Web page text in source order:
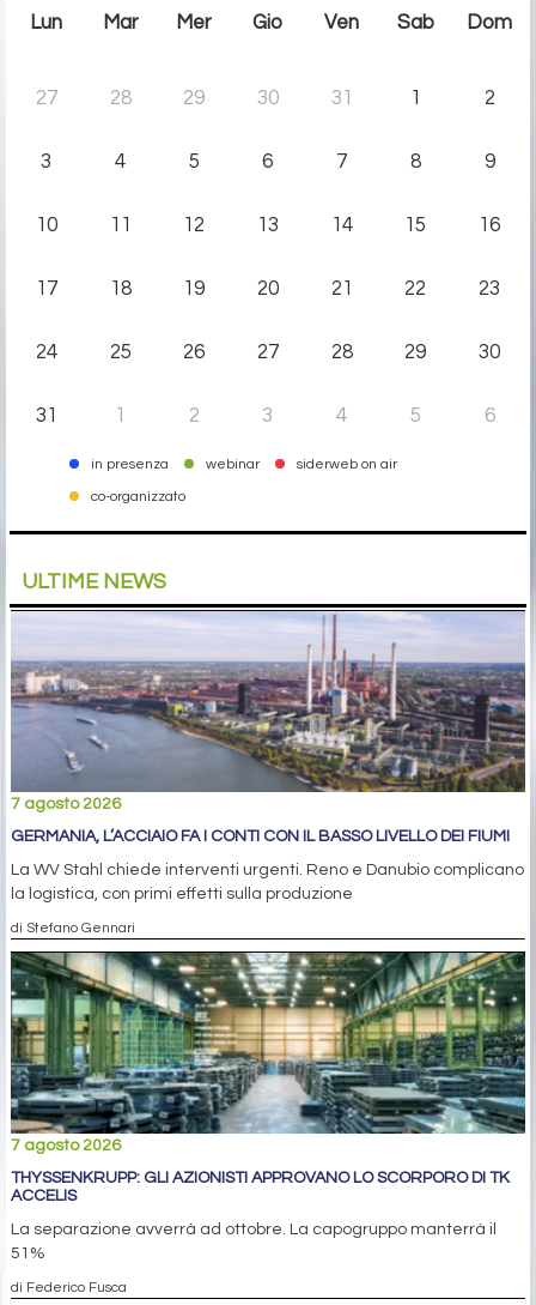
Lun Mar Mer Gio Ven Sab Dom
27 28 29 30 31 1 2
3 4 5 6 7 8 9
10 11 12 13 14 15 16
17 18 19 20 21 22 23
24 25 26 27 28 29 30
31 1 2 3 4 5 6
in presenza webinar siderweb on air
co-organizzato
ULTIME NEWS
7 agosto 2026
GERMANIA, L’ACCIAIO FA I CONTI CON IL BASSO LIVELLO DEI FIUMI
La WV Stahl chiede interventi urgenti. Reno e Danubio complicano
la logistica, con primi effetti sulla produzione
di Stefano Gennari
7 agosto 2026
THYSSENKRUPP: GLI AZIONISTI APPROVANO LO SCORPORO DI TK
ACCELIS
La separazione avverrà ad ottobre. La capogruppo manterrà il
51%
di Federico Fusca